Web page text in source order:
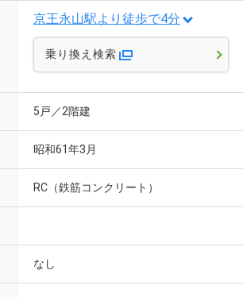
京王永山駅より徒歩で4分
乗り換え検索
5戸／2階建
昭和61年3月
RC（鉄筋コンクリート）
なし